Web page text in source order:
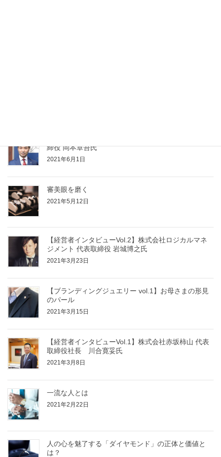
締役 岡本章吾氏
2021年6月1日
審美眼を磨く
2021年5月12日
【経営者インタビューVol.2】株式会社ロジカルマネ
ジメント 代表取締役 岩城博之氏
2021年3月23日
【ブランディングジュエリー vol.1】お母さまの形見
のパール
2021年3月15日
【経営者インタビューVol.1】株式会社赤坂柿山 代表
取締役社長 川合寛妥氏
2021年3月8日
一流な人とは
2021年2月22日
人の心を魅了する「ダイヤモンド」の正体と価値と
は？